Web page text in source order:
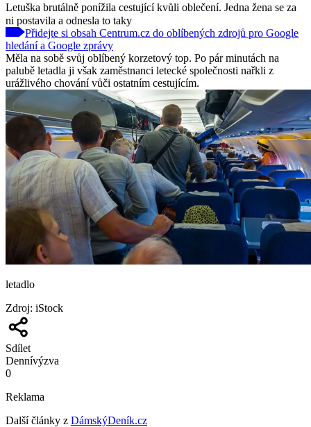
Letuška brutálně ponížila cestující kvůli oblečení. Jedna žena se za
ni postavila a odnesla to taky
Přidejte si obsah Centrum.cz do oblíbených zdrojů pro Google
hledání a Google zprávy
Měla na sobě svůj oblíbený korzetový top. Po pár minutách na
palubě letadla ji však zaměstnanci letecké společnosti nařkli z
urážlivého chování vůči ostatním cestujícím.
letadlo
Zdroj: iStock
Sdílet
Dennívýzva
0
Reklama
Další články z DámskýDeník.cz